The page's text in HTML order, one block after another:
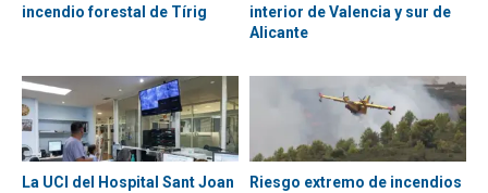
incendio forestal de Tírig
interior de Valencia y sur de
Alicante
La UCI del Hospital Sant Joan
Riesgo extremo de incendios